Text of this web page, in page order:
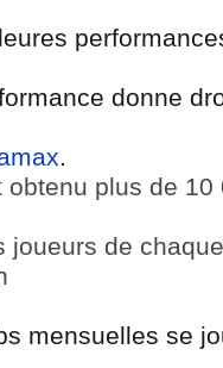
donne
.
plus de
joueurs de
mensuelles se